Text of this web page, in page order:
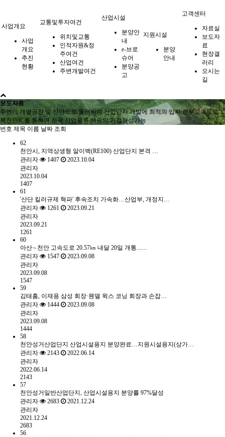
사업개요
사업
개요
추진
현황
교통및투자여건
위치및교통
인적자원&정
주여건
산업여건
주변개발여건
산업시설
분양안
내
e-브로
슈어
분양공
고
지원시설
분양
안내
고객센터
자료실
보도자
료
현장갤
러리
오시는
길
보도자료
주변이 개별공장 및 산단으로 둘러싸여 산업단지 개발에 최적의 입지 경부고속도로
북천안IC를 통하여 전국 산업물류 배송의 거점형성가능
번호 제목 이름 날짜 조회
62
천안시, 지역상생형 알이백(RE100) 산업단지 본격 …
관리자
1407
2023.10.04
관리자
2023.10.04
1407
61
'산단 킬러규제 혁파' 후속조치 가속화…산업부, 개정지…
관리자
1261
2023.09.21
관리자
2023.09.21
1261
60
아산∼천안 고속도로 20.57㎞ 내달 20일 개통...…
관리자
1547
2023.09.08
관리자
2023.09.08
1547
59
김태흠, 이재용 삼성 회장·웬델 윅스 코닝 회장과 손잡…
관리자
1444
2023.09.08
관리자
2023.09.08
1444
58
천안성거산업단지 산업시설용지 분양완료…지원시설용지(상가…
관리자
2143
2022.06.14
관리자
2022.06.14
2143
57
천안성거일반산업단지, 산업시설용지 분양률 97%달성
관리자
2683
2021.12.24
관리자
2021.12.24
2683
56